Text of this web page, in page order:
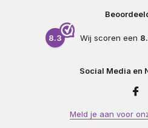
8.3 Wij scoren een
Social Media en
Meld je aan voor